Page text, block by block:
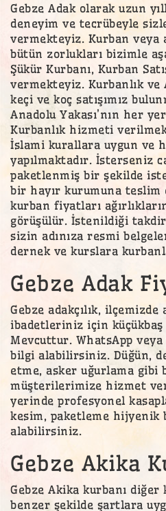
Gebze Adak olarak uzun
deneyim ve tecrübeyle
vermekteyiz. Kurban veya
bütün zorlukları bizimle
Şükür Kurbanı, Kurban
vermekteyiz. Kurbanlık ve
keçi ve koç satışımız
Anadolu Yakası’nın her
Kurbanlık hizmeti
İslami kurallara uygun ve
yapılmaktadır. İsterseniz
paketlenmiş bir şekilde
bir hayır kurumuna teslim
kurban fiyatları
görüşülür. İstenildiği
sizin adınıza resmi
dernek ve kurslara
Gebze Adak
Gebze adakçılık, ilçemizde
ibadetleriniz için küçükbaş
Mevcuttur. WhatsApp
bilgi alabilirsiniz. Düğün,
etme, asker uğurlama
müşterilerimize hizmet
yerinde profesyonel
kesim, paketleme hijyenik
alabilirsiniz.
Gebze Akika
Gebze Akika kurbanı
benzer şekilde şartlara